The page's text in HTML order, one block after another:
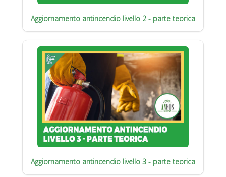
Aggiornamento antincendio livello 2 - parte teorica
Aggiornamento antincendio livello 3 - parte teorica